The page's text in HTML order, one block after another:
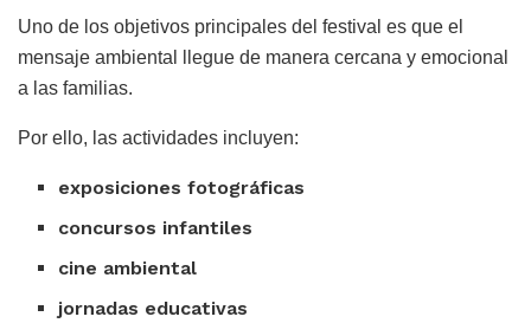
Uno de los objetivos principales del festival es que el
mensaje ambiental llegue de manera cercana y emocional
a las familias.
Por ello, las actividades incluyen:
exposiciones fotográficas
concursos infantiles
cine ambiental
jornadas educativas